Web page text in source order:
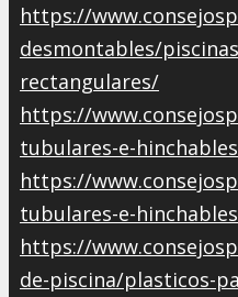
https://
desmontables/
rectangulares/
https://
tubulares-e-
https://
tubulares-e-
https://
de-piscina/plasticos-